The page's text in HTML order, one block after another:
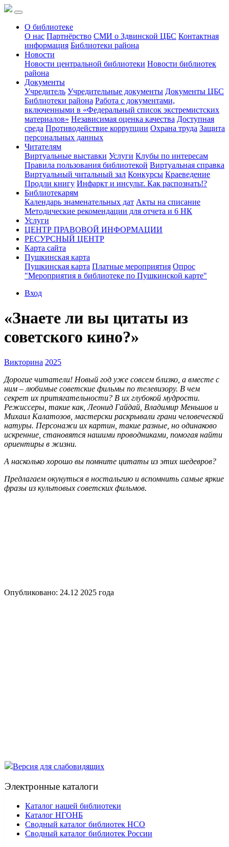
О библиотеке
О нас Партнёрство СМИ о Здвинской ЦБС Контактная
информация Библиотеки района
Новости
Новости центральной библиотеки Новости библиотек
района
Документы
Учредитель Учредительные документы Документы ЦБС
Библиотеки района Работа с документами,
включенными в «Федеральный список экстремистских
материалов» Независимая оценка качества Доступная
среда Противодействие коррупции Охрана труда Защита
персональных данных
Читателям
Виртуальные выставки Услуги Клубы по интересам
Правила пользования библиотекой Виртуальная справка
Виртуальный читальный зал Конкурсы Краеведение
Продли книгу Инфаркт и инсульт. Как распознать!?
Библиотекарям
Календарь знаменательных дат Акты на списание
Методические рекомендации для отчета и 6 НК
Услуги
ЦЕНТР ПРАВОВОЙ ИНФОРМАЦИИ
РЕСУРСНЫЙ ЦЕНТР
Карта сайта
Пушкинская карта
Пушкинская карта Платные мероприятия Опрос
"Мероприятия в библиотеке по Пушкинской карте"
Вход
«Знаете ли вы цитаты из
советского кино?»
Викторина 2025
Дорогие читатели! Новый год уже совсем близко, а вместе с
ним – любимые советские фильмы по телевизору. В чем
секрет их притягательности? В их глубокой мудрости.
Режиссеры, такие как, Леонид Гайдай, Владимир Меньшов и
Михаил Калатозов, мастерски раскрывали грани человеческой
натуры. Персонажи их картин, такие разные, но одинаково
искренние, становятся нашими проводниками, помогая найти
ориентиры в жизни.
А насколько хорошо вы помните цитаты из этих шедевров?
Предлагаем окунуться в ностальгию и вспомнить самые яркие
фразы из культовых советских фильмов.
Опубликовано: 24.12 2025 года
Версия для слабовидящих
Электронные каталоги
Каталог нашей библиотеки
Каталог НГОНБ
Сводный каталог библиотек НСО
Сводный каталог библиотек России